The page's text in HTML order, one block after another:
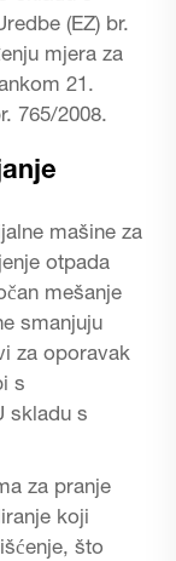
(EZ) br.
mjera za
21.
765/2008.
mašine za
otpada
mešanje
smanjuju
za oporavak
s
skladu s
za pranje
koji
što